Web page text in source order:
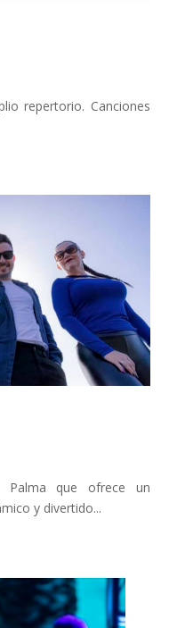
repertorio. Canciones
que ofrece un
y divertido...